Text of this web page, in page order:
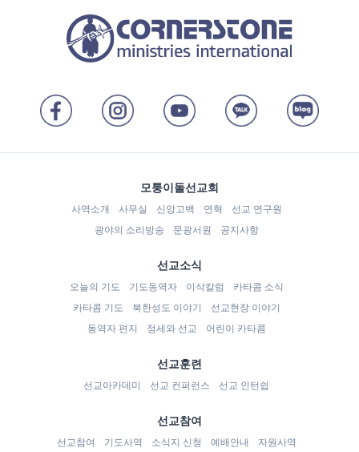
모퉁이돌선교회
사역소개 사무실 신앙고백 연혁
선교 연구원
광야의 소리방송
문광서원 공지사항
선교소식
오늘의 기도 기도동역자 이삭칼럼
카타콤 소식
카타콤 기도
북한성도 이야기
선교현장 이야기
동역자 편지
정세와 선교 어린이 카타콤
선교훈련
선교아카데미 선교 컨퍼런스 선교 인턴쉽
선교참여
선교참여 기도사역 소식지 신청 예배안내
자원사역